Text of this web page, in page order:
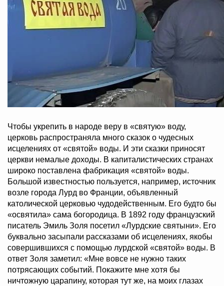
Чтобы укрепить в народе веру в «святую» воду,
церковь распространяла много сказок о чудесных
исцелениях от «святой» воды. И эти сказки приносят
церкви немалые доходы. В капиталистических странах
широко поставлена фабрикация «святой» воды.
Большой известностью пользуется, например, источник
возле города Лурд во Франции, объявленный
католической церковью чудодейственным. Его будто бы
«освятила» сама богородица. В 1892 году французский
писатель Эмиль Золя посетил «Лурдские святыни». Его
буквально засыпали рассказами об исцелениях, якобы
совершившихся с помощью лурдской «святой» воды. В
ответ Золя заметил: «Мне вовсе не нужно таких
потрясающих событий. Покажите мне хотя бы
ничтожную царапину, которая тут же, на моих глазах